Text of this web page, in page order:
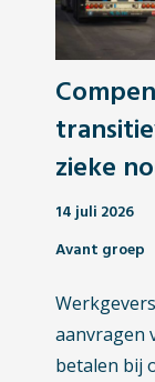
zieke
14 juli 2026
Avant groep
aanvragen
betalen bij